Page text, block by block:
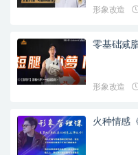
形象改造
零基础减
形象改造
火种情感